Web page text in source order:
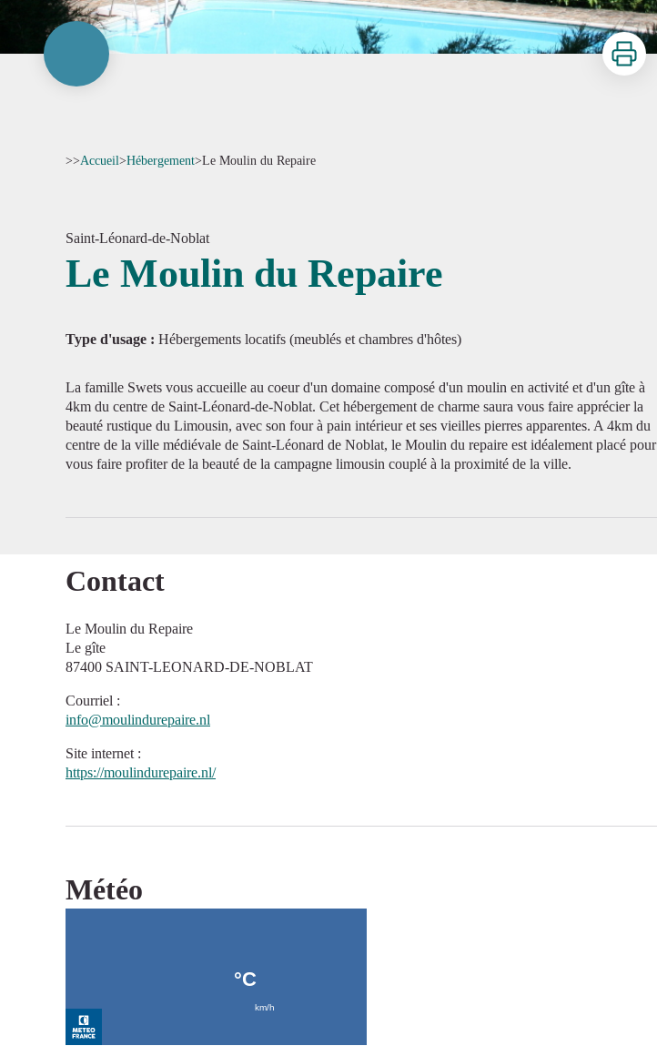
Imprimer
>>Accueil>Hébergement>Le Moulin du Repaire
Saint-Léonard-de-Noblat
Le Moulin du Repaire
Type d'usage : Hébergements locatifs (meublés et chambres d'hôtes)
La famille Swets vous accueille au coeur d'un domaine composé d'un moulin en activité et d'un gîte à
4km du centre de Saint-Léonard-de-Noblat. Cet hébergement de charme saura vous faire apprécier la
beauté rustique du Limousin, avec son four à pain intérieur et ses vieilles pierres apparentes. A 4km du
centre de la ville médiévale de Saint-Léonard de Noblat, le Moulin du repaire est idéalement placé pour
vous faire profiter de la beauté de la campagne limousin couplé à la proximité de la ville.
Contact
Le Moulin du Repaire
Le gîte
87400 SAINT-LEONARD-DE-NOBLAT
Courriel :
info@moulindurepaire.nl
Site internet :
https://moulindurepaire.nl/
Météo